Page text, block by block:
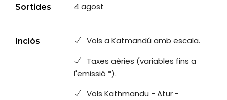
Sortides 4 agost
Inclòs
Vols a Katmandú amb escala.
Taxes aèries (variables fins a
l'emissió *).
Vols Kathmandu - Atur -